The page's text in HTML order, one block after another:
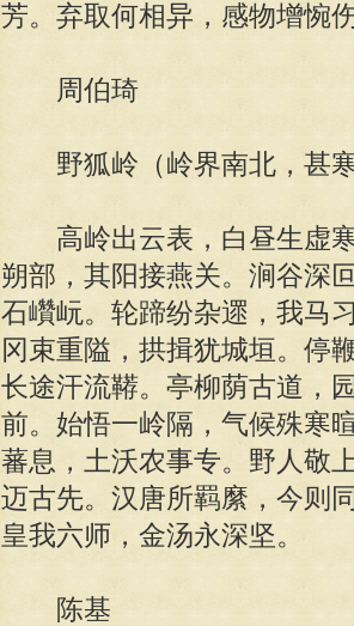
芳。弃取何相异，感物增惋
周伯琦
野狐岭（岭界南北，甚寒
高岭出云表，白昼生虚寒
朔部，其阳接燕关。涧谷深
石巑岏。轮蹄纷杂遝，我马
冈束重隘，拱揖犹城垣。停
长途汗流鞯。亭柳荫古道，
前。始悟一岭隔，气候殊寒
蕃息，土沃农事专。野人敬
迈古先。汉唐所羁縻，今则
皇我六师，金汤永深坚。
陈基